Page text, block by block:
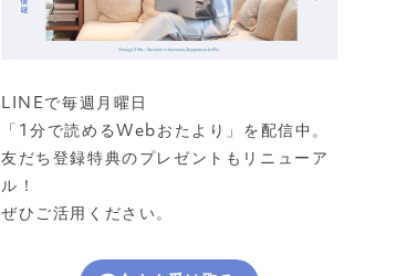
LINEで毎週月曜日
「1分で読めるWebおたより」を配信中。
友だち登録特典のプレゼントもリニューア
ル！
ぜひご活用ください。